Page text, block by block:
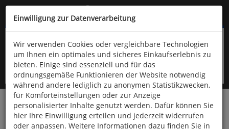
Kompletten Head der Seite überspringen
oder (06766) 9323-960
Startseite Bücher Biologie allgemein Ornithologie
Einwilligung zur Datenverarbeitung
Wir verwenden Cookies oder vergleichbare Technologien
um Ihnen ein optimales und sicheres Einkaufserlebnis zu
bieten. Einige sind essenziell und für das
ordnungsgemäße Funktionieren der Website notwendig
während andere lediglich zu anonymen Statistikzwecken,
für Komforteinstellungen oder zur Anzeige
personalisierter Inhalte genutzt werden. Dafür können Sie
hier Ihre Einwilligung erteilen und jederzeit widerrufen
oder anpassen. Weitere Informationen dazu finden Sie in